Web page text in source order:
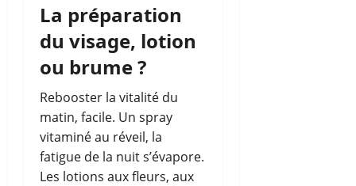
La préparation
du visage, lotion
ou brume ?
Rebooster la vitalité du
matin, facile. Un spray
vitaminé au réveil, la
fatigue de la nuit s’évapore.
Les lotions aux fleurs, aux